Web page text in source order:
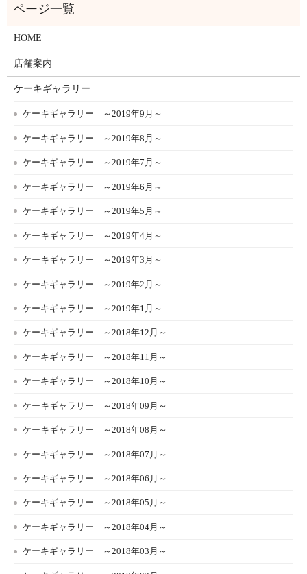
HOME
店舗案内
ケーキギャラリー
ケーキギャラリー ～2019年9月～
ケーキギャラリー ～2019年8月～
ケーキギャラリー ～2019年7月～
ケーキギャラリー ～2019年6月～
ケーキギャラリー ～2019年5月～
ケーキギャラリー ～2019年4月～
ケーキギャラリー ～2019年3月～
ケーキギャラリー ～2019年2月～
ケーキギャラリー ～2019年1月～
ケーキギャラリー ～2018年12月～
ケーキギャラリー ～2018年11月～
ケーキギャラリー ～2018年10月～
ケーキギャラリー ～2018年09月～
ケーキギャラリー ～2018年08月～
ケーキギャラリー ～2018年07月～
ケーキギャラリー ～2018年06月～
ケーキギャラリー ～2018年05月～
ケーキギャラリー ～2018年04月～
ケーキギャラリー ～2018年03月～